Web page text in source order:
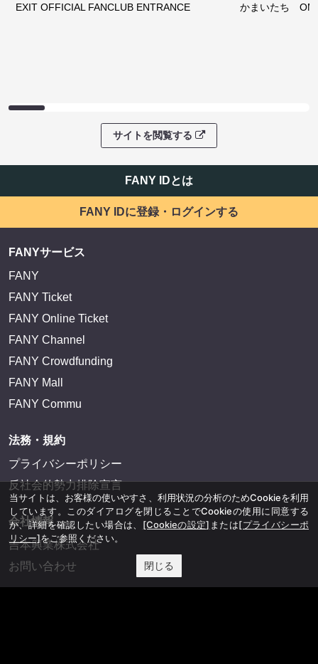
EXIT OFFICIAL FANCLUB ENTRANCE かまいたち
サイトを閲覧する
FANY IDとは
FANY IDに登録・ログインする
FANYサービス
FANY
FANY Ticket
FANY Online Ticket
FANY Channel
FANY Crowdfunding
FANY Mall
FANY Commu
法務・規約
プライバシーポリシー
反社会的勢力排除宣言
会社情報
吉本興業株式会社
お問い合わせ
当サイトは、お客様の使いやすさ、利用状況の分析のためCookieを利用
しています。このダイアログを閉じることでCookieの使用に同意する
か、詳細を確認したい場合は、 [Cookieの設定] または[プライバシーポ
リシー]をご参照ください。
閉じる